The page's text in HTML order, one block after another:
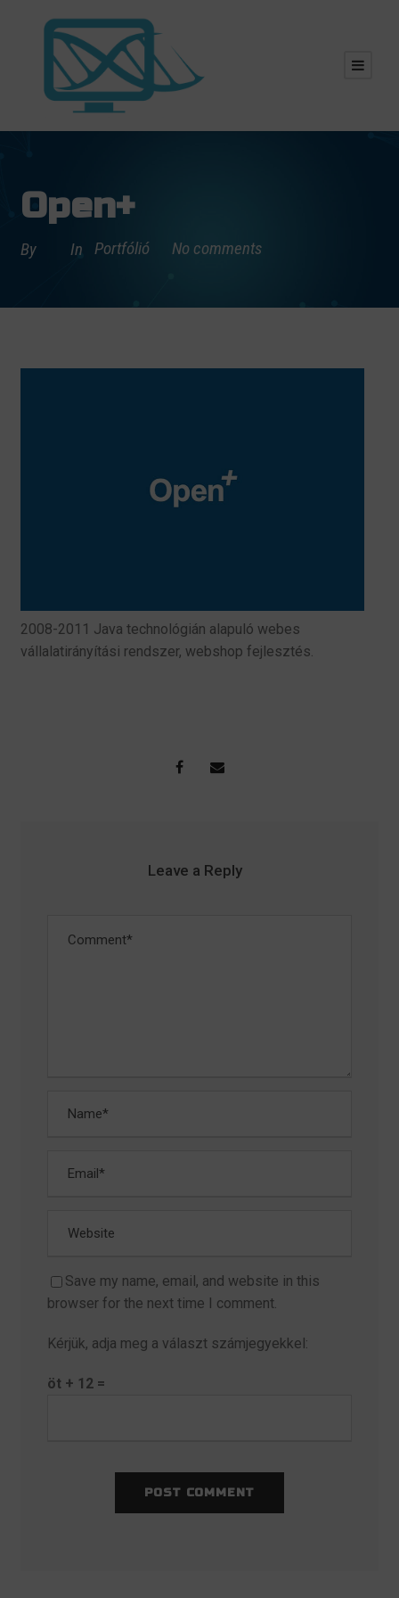
Open+
By In Portfólió No comments
2008-2011 Java technológián alapuló webes
vállalatirányítási rendszer, webshop fejlesztés.
Leave a Reply
Save my name, email, and website in this
browser for the next time I comment.
Kérjük, adja meg a választ számjegyekkel:
öt + 12 =